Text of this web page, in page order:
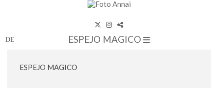
ESPEJO MAGICO
ESPEJO MAGICO